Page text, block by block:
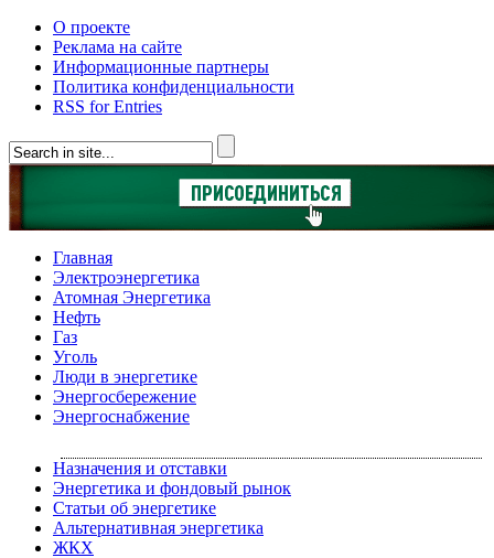
О проекте
Реклама на сайте
Информационные партнеры
Политика конфиденциальности
RSS for Entries
Главная
Электроэнергетика
Атомная Энергетика
Нефть
Газ
Уголь
Люди в энергетике
Энергосбережение
Энергоснабжение
Назначения и отставки
Энергетика и фондовый рынок
Статьи об энергетике
Альтернативная энергетика
ЖКХ